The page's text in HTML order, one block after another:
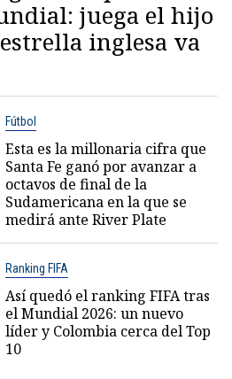
juega el hijo
inglesa va
Fútbol
Esta es la millonaria cifra que
Santa Fe ganó por avanzar a
octavos de final de la
Sudamericana en la que se
medirá ante River Plate
Ranking FIFA
Así quedó el ranking FIFA tras
el Mundial 2026: un nuevo
líder y Colombia cerca del Top
10